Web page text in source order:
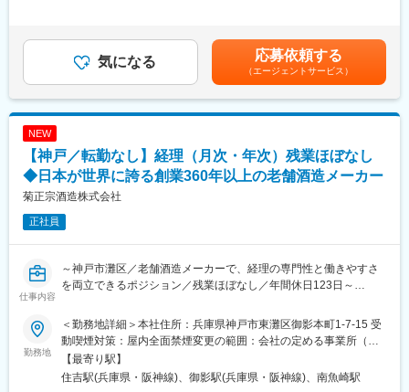
・事故発生時の現場訪問、写真撮影、必要書類の説明・回収
・保険金請求に関する初期対応やアドバイスの提供
・保険会社との連携・調整（事故処理や契約内容の確認など）
（1）ワークライフバランス：残業はほぼありません。同社は法人
のお客様が中心のため、土日祝日は完全にお休みです。プライベ
ートを大切にしたい方にぜひおすすめです。
（2）サポート体制が充実：トラブル等の対応に関しても営業担当
（3）お客様からの信頼・実績：新規のお客様はすべて既存のお客
様からご紹介いただいた方ばかりです（毎月新規法人案件を5件程
気になる 応募依頼する
（エージェントサービス）
NEW
【神戸／転勤なし】経理（月次・年次）残業ほぼなし
◆日本が世界に誇る創業360年以上の老舗酒造メーカー
菊正宗酒造株式会社
正社員
仕事内容
～神戸市灘区／老舗酒造メーカーで、経理の専門性と働きやすさ
を両立できるポジション／残業ほぼなし／年間休日123日～
▼ポジションの魅力▼
・売掛金管理から決算・税務まで幅広い経理業務に携われる環境
・残業ほぼなし。繁忙期でも月10時間以下の働きやすさ
・ジョブローテーションを通じて経理全般のスキルを習得可能
勤務地
＜勤務地詳細＞本社住所：兵庫県神戸市東灘区御影本町1-7-15 受
動喫煙対策：屋内全面禁煙変更の範囲：会社の定める事業所（リ
モートワーク含む）
【最寄り駅】
住吉駅(兵庫県・阪神線)、御影駅(兵庫県・阪神線)、南魚崎駅